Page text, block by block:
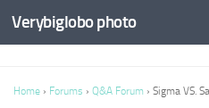
Verybiglobo photo
Home › Forums › Q&A Forum › Sigma VS.